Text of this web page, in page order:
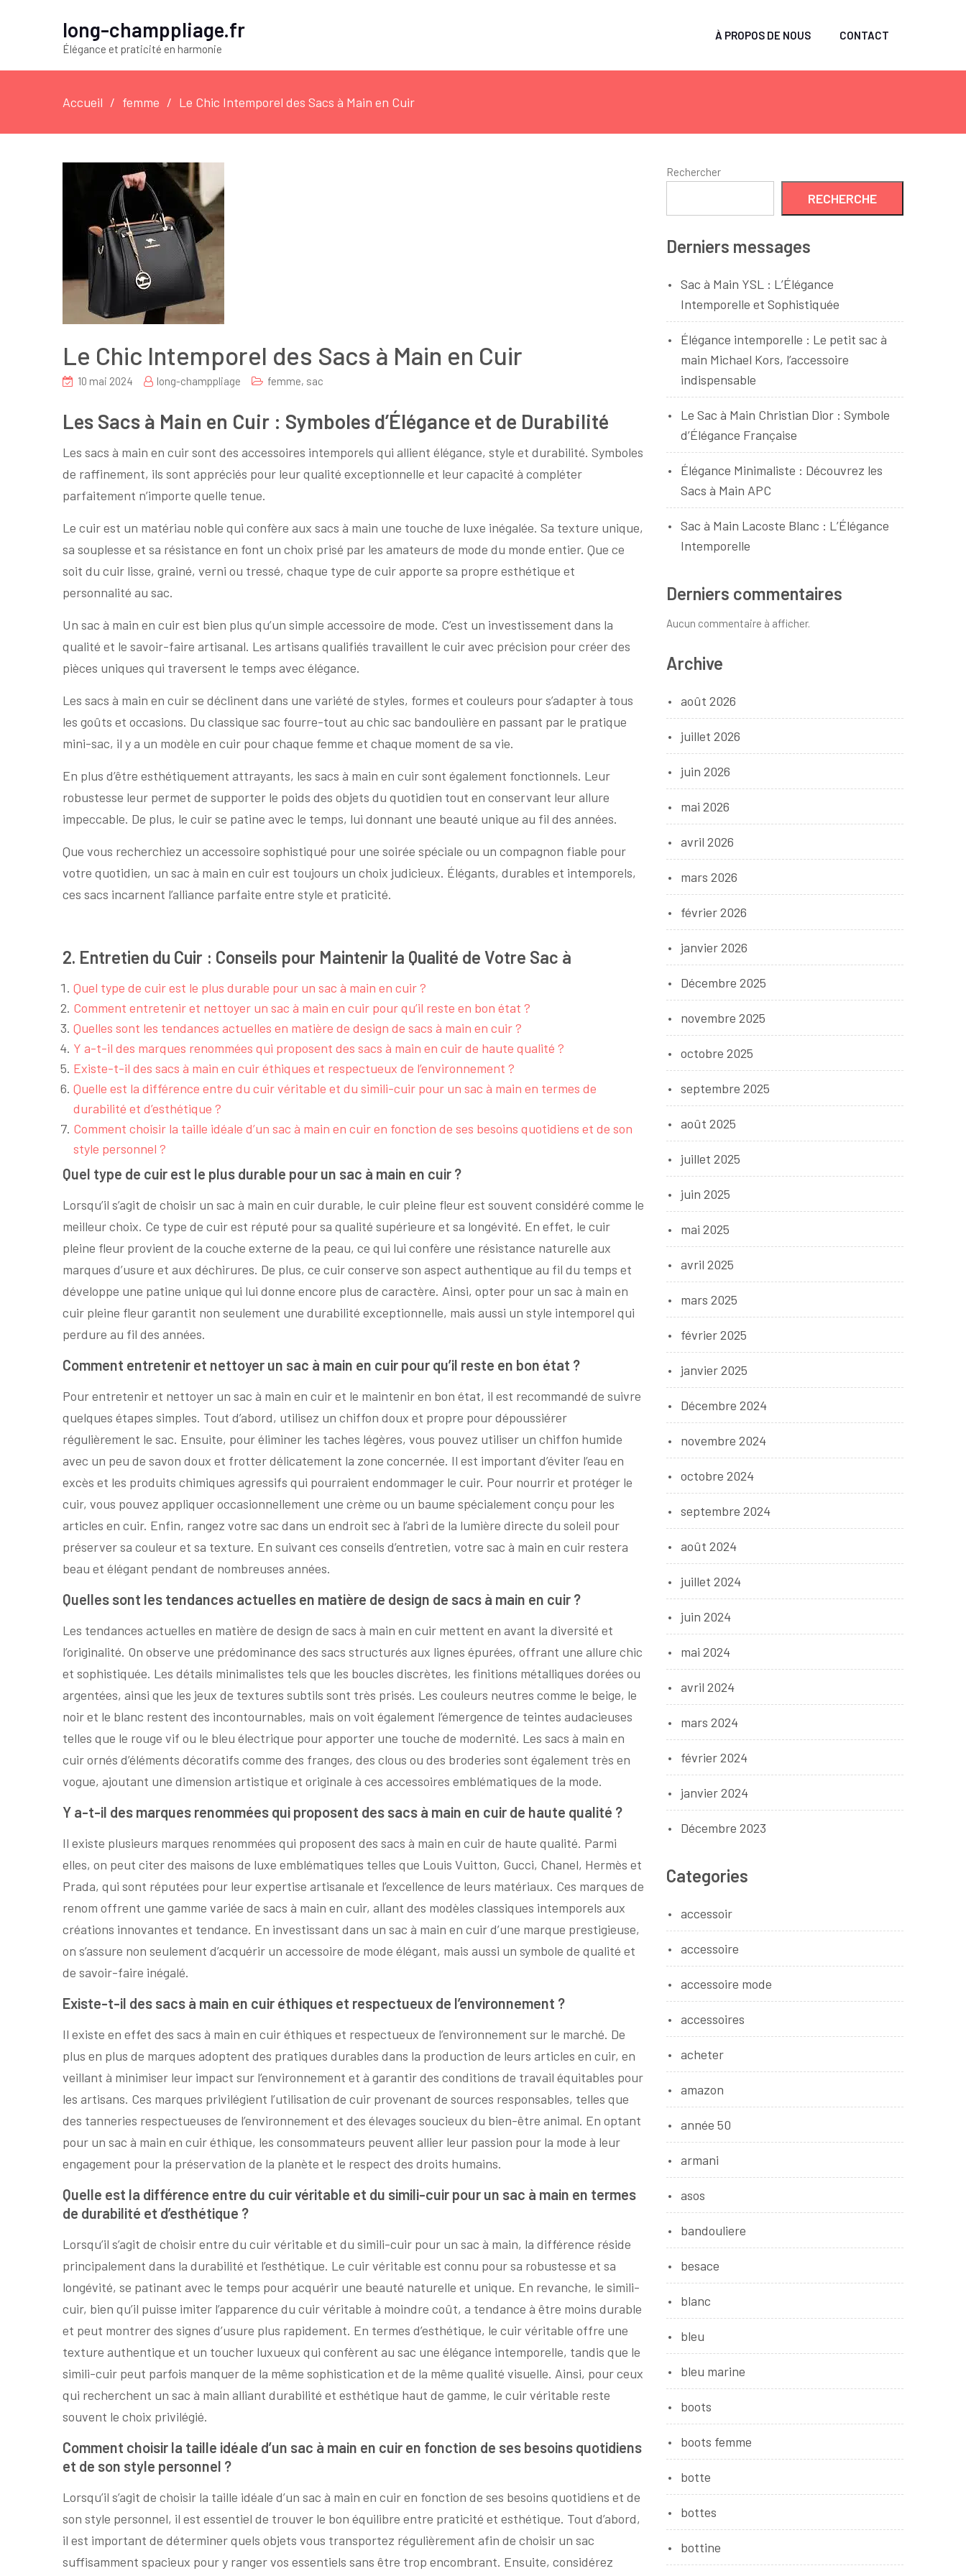
long-champpliage.fr
Élégance et praticité en harmonie
À PROPOS DE NOUS CONTACT
Accueil femme Le Chic Intemporel des Sacs à Main en Cuir
Le Chic Intemporel des Sacs à Main en Cuir
10 mai 2024 long-champpliage femme, sac
Les Sacs à Main en Cuir : Symboles d’Élégance et de Durabilité
Les sacs à main en cuir sont des accessoires intemporels qui allient élégance, style et durabilité. Symboles
de raffinement, ils sont appréciés pour leur qualité exceptionnelle et leur capacité à compléter
parfaitement n’importe quelle tenue.
Le cuir est un matériau noble qui confère aux sacs à main une touche de luxe inégalée. Sa texture unique,
sa souplesse et sa résistance en font un choix prisé par les amateurs de mode du monde entier. Que ce
soit du cuir lisse, grainé, verni ou tressé, chaque type de cuir apporte sa propre esthétique et
personnalité au sac.
Un sac à main en cuir est bien plus qu’un simple accessoire de mode. C’est un investissement dans la
qualité et le savoir-faire artisanal. Les artisans qualifiés travaillent le cuir avec précision pour créer des
pièces uniques qui traversent le temps avec élégance.
Les sacs à main en cuir se déclinent dans une variété de styles, formes et couleurs pour s’adapter à tous
les goûts et occasions. Du classique sac fourre-tout au chic sac bandoulière en passant par le pratique
mini-sac, il y a un modèle en cuir pour chaque femme et chaque moment de sa vie.
En plus d’être esthétiquement attrayants, les sacs à main en cuir sont également fonctionnels. Leur
robustesse leur permet de supporter le poids des objets du quotidien tout en conservant leur allure
impeccable. De plus, le cuir se patine avec le temps, lui donnant une beauté unique au fil des années.
Que vous recherchiez un accessoire sophistiqué pour une soirée spéciale ou un compagnon fiable pour
votre quotidien, un sac à main en cuir est toujours un choix judicieux. Élégants, durables et intemporels,
ces sacs incarnent l’alliance parfaite entre style et praticité.
2. Entretien du Cuir : Conseils pour Maintenir la Qualité de Votre Sac à
Quel type de cuir est le plus durable pour un sac à main en cuir ?
Comment entretenir et nettoyer un sac à main en cuir pour qu’il reste en bon état ?
Quelles sont les tendances actuelles en matière de design de sacs à main en cuir ?
Y a-t-il des marques renommées qui proposent des sacs à main en cuir de haute qualité ?
Existe-t-il des sacs à main en cuir éthiques et respectueux de l’environnement ?
Quelle est la différence entre du cuir véritable et du simili-cuir pour un sac à main en termes de
durabilité et d’esthétique ?
Comment choisir la taille idéale d’un sac à main en cuir en fonction de ses besoins quotidiens et de son
style personnel ?
Quel type de cuir est le plus durable pour un sac à main en cuir ?
Lorsqu’il s’agit de choisir un sac à main en cuir durable, le cuir pleine fleur est souvent considéré comme le
meilleur choix. Ce type de cuir est réputé pour sa qualité supérieure et sa longévité. En effet, le cuir
pleine fleur provient de la couche externe de la peau, ce qui lui confère une résistance naturelle aux
marques d’usure et aux déchirures. De plus, ce cuir conserve son aspect authentique au fil du temps et
développe une patine unique qui lui donne encore plus de caractère. Ainsi, opter pour un sac à main en
cuir pleine fleur garantit non seulement une durabilité exceptionnelle, mais aussi un style intemporel qui
perdure au fil des années.
Comment entretenir et nettoyer un sac à main en cuir pour qu’il reste en bon état ?
Pour entretenir et nettoyer un sac à main en cuir et le maintenir en bon état, il est recommandé de suivre
quelques étapes simples. Tout d’abord, utilisez un chiffon doux et propre pour dépoussiérer
régulièrement le sac. Ensuite, pour éliminer les taches légères, vous pouvez utiliser un chiffon humide
avec un peu de savon doux et frotter délicatement la zone concernée. Il est important d’éviter l’eau en
excès et les produits chimiques agressifs qui pourraient endommager le cuir. Pour nourrir et protéger le
cuir, vous pouvez appliquer occasionnellement une crème ou un baume spécialement conçu pour les
articles en cuir. Enfin, rangez votre sac dans un endroit sec à l’abri de la lumière directe du soleil pour
préserver sa couleur et sa texture. En suivant ces conseils d’entretien, votre sac à main en cuir restera
beau et élégant pendant de nombreuses années.
Quelles sont les tendances actuelles en matière de design de sacs à main en cuir ?
Les tendances actuelles en matière de design de sacs à main en cuir mettent en avant la diversité et
l’originalité. On observe une prédominance des sacs structurés aux lignes épurées, offrant une allure chic
et sophistiquée. Les détails minimalistes tels que les boucles discrètes, les finitions métalliques dorées ou
argentées, ainsi que les jeux de textures subtils sont très prisés. Les couleurs neutres comme le beige, le
noir et le blanc restent des incontournables, mais on voit également l’émergence de teintes audacieuses
telles que le rouge vif ou le bleu électrique pour apporter une touche de modernité. Les sacs à main en
cuir ornés d’éléments décoratifs comme des franges, des clous ou des broderies sont également très en
vogue, ajoutant une dimension artistique et originale à ces accessoires emblématiques de la mode.
Y a-t-il des marques renommées qui proposent des sacs à main en cuir de haute qualité ?
Il existe plusieurs marques renommées qui proposent des sacs à main en cuir de haute qualité. Parmi
elles, on peut citer des maisons de luxe emblématiques telles que Louis Vuitton, Gucci, Chanel, Hermès et
Prada, qui sont réputées pour leur expertise artisanale et l’excellence de leurs matériaux. Ces marques de
renom offrent une gamme variée de sacs à main en cuir, allant des modèles classiques intemporels aux
créations innovantes et tendance. En investissant dans un sac à main en cuir d’une marque prestigieuse,
on s’assure non seulement d’acquérir un accessoire de mode élégant, mais aussi un symbole de qualité et
de savoir-faire inégalé.
Existe-t-il des sacs à main en cuir éthiques et respectueux de l’environnement ?
Il existe en effet des sacs à main en cuir éthiques et respectueux de l’environnement sur le marché. De
plus en plus de marques adoptent des pratiques durables dans la production de leurs articles en cuir, en
veillant à minimiser leur impact sur l’environnement et à garantir des conditions de travail équitables pour
les artisans. Ces marques privilégient l’utilisation de cuir provenant de sources responsables, telles que
des tanneries respectueuses de l’environnement et des élevages soucieux du bien-être animal. En optant
pour un sac à main en cuir éthique, les consommateurs peuvent allier leur passion pour la mode à leur
engagement pour la préservation de la planète et le respect des droits humains.
Quelle est la différence entre du cuir véritable et du simili-cuir pour un sac à main en termes
de durabilité et d’esthétique ?
Lorsqu’il s’agit de choisir entre du cuir véritable et du simili-cuir pour un sac à main, la différence réside
principalement dans la durabilité et l’esthétique. Le cuir véritable est connu pour sa robustesse et sa
longévité, se patinant avec le temps pour acquérir une beauté naturelle et unique. En revanche, le simili-
cuir, bien qu’il puisse imiter l’apparence du cuir véritable à moindre coût, a tendance à être moins durable
et peut montrer des signes d’usure plus rapidement. En termes d’esthétique, le cuir véritable offre une
texture authentique et un toucher luxueux qui confèrent au sac une élégance intemporelle, tandis que le
simili-cuir peut parfois manquer de la même sophistication et de la même qualité visuelle. Ainsi, pour ceux
qui recherchent un sac à main alliant durabilité et esthétique haut de gamme, le cuir véritable reste
souvent le choix privilégié.
Comment choisir la taille idéale d’un sac à main en cuir en fonction de ses besoins quotidiens
et de son style personnel ?
Lorsqu’il s’agit de choisir la taille idéale d’un sac à main en cuir en fonction de ses besoins quotidiens et de
son style personnel, il est essentiel de trouver le bon équilibre entre praticité et esthétique. Tout d’abord,
il est important de déterminer quels objets vous transportez régulièrement afin de choisir un sac
suffisamment spacieux pour y ranger vos essentiels sans être trop encombrant. Ensuite, considérez
Rechercher
RECHERCHE
Derniers messages
Sac à Main YSL : L’Élégance
Intemporelle et Sophistiquée
Élégance intemporelle : Le petit sac à
main Michael Kors, l’accessoire
indispensable
Le Sac à Main Christian Dior : Symbole
d’Élégance Française
Élégance Minimaliste : Découvrez les
Sacs à Main APC
Sac à Main Lacoste Blanc : L’Élégance
Intemporelle
Derniers commentaires
Aucun commentaire à afficher.
Archive
août 2026
juillet 2026
juin 2026
mai 2026
avril 2026
mars 2026
février 2026
janvier 2026
Décembre 2025
novembre 2025
octobre 2025
septembre 2025
août 2025
juillet 2025
juin 2025
mai 2025
avril 2025
mars 2025
février 2025
janvier 2025
Décembre 2024
novembre 2024
octobre 2024
septembre 2024
août 2024
juillet 2024
juin 2024
mai 2024
avril 2024
mars 2024
février 2024
janvier 2024
Décembre 2023
Categories
accessoir
accessoire
accessoire mode
accessoires
acheter
amazon
année 50
armani
asos
bandouliere
besace
blanc
bleu
bleu marine
boots
boots femme
botte
bottes
bottine